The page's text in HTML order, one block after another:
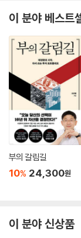
이 분야 베스트
부의 갈림길
10% 24,300원
이 분야 신상품